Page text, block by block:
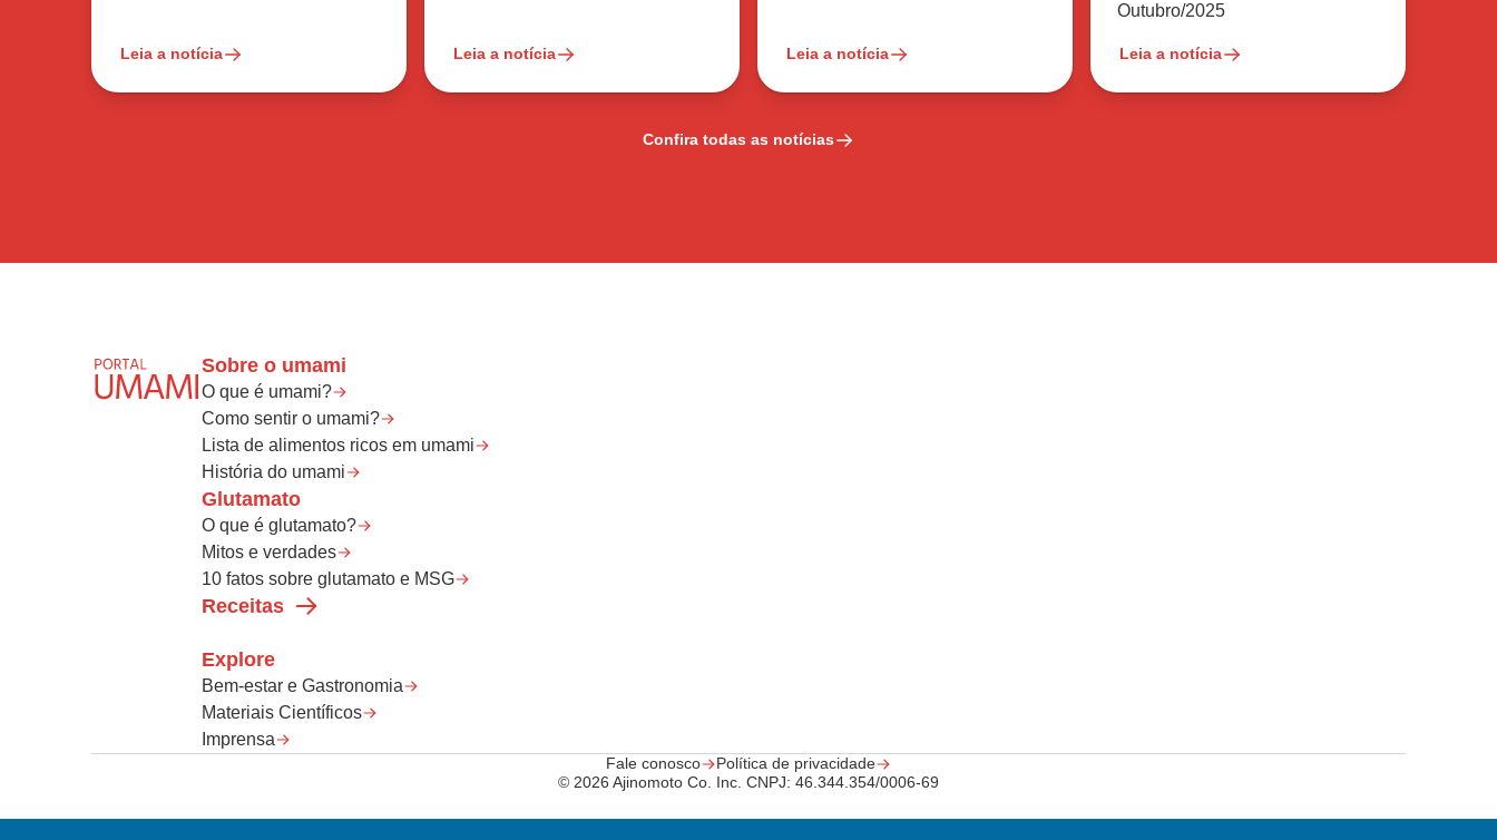
Leia a notícia Leia a notícia Leia a notícia
Outubro/2025
Leia a notícia
Confira todas as notícias
Sobre o umami
O que é umami?
Como sentir o umami?
Lista de alimentos ricos em umami
História do umami
Glutamato
O que é glutamato?
Mitos e verdades
10 fatos sobre glutamato e MSG
Receitas
Explore
Bem-estar e Gastronomia
Materiais Científicos
Imprensa
Fale conosco
Política de privacidade
© 2026 Ajinomoto Co. Inc. CNPJ: 46.344.354/0006-69